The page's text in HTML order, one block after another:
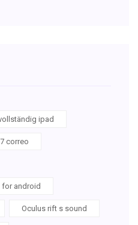
ipad
correo
for android
Oculus rift s sound